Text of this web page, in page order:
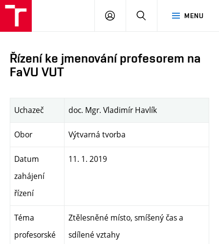
MENU
PŘIHLÁSIT
Řízení ke jmenování profesorem na
FaVU VUT
Uchazeč doc. Mgr. Vladimír Havlík
Obor Výtvarná tvorba
Datum
zahájení
řízení
11. 1. 2019
Téma
profesorské
Ztělesněné místo, smíšený čas a
sdílené vztahy